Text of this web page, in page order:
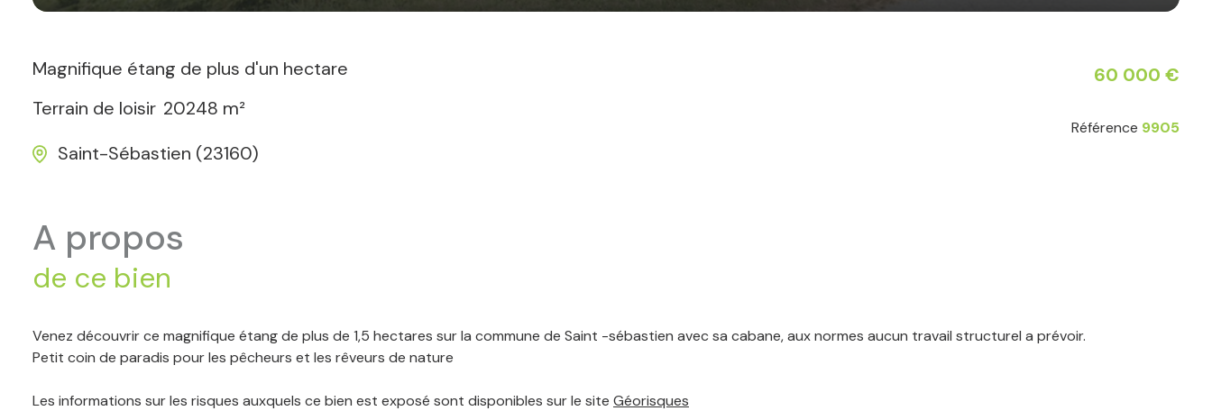
Magnifique étang de plus d'un hectare
Terrain de loisir 20248 m²
Saint-Sébastien (23160)
60 000 €
Référence 9905
a propos
de ce bien
Venez découvrir ce magnifique étang de plus de 1,5 hectares sur la commune de Saint -sébastien avec sa cabane, aux normes aucun travail structurel a prévoir.
Petit coin de paradis pour les pêcheurs et les rêveurs de nature
Les informations sur les risques auxquels ce bien est exposé sont disponibles sur le site Géorisques